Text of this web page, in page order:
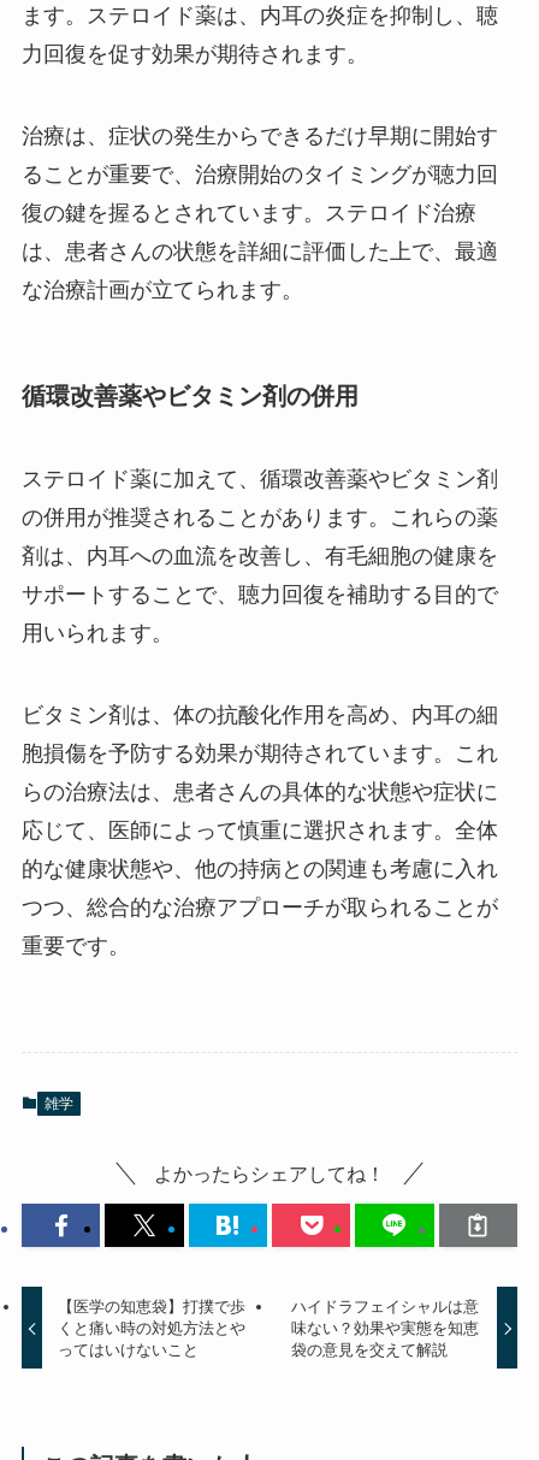
ます。ステロイド薬は、内耳の炎症を抑制し、聴
力回復を促す効果が期待されます。
治療は、症状の発生からできるだけ早期に開始す
ることが重要で、治療開始のタイミングが聴力回
復の鍵を握るとされています。ステロイド治療
は、患者さんの状態を詳細に評価した上で、最適
な治療計画が立てられます。
循環改善薬やビタミン剤の併用
ステロイド薬に加えて、循環改善薬やビタミン剤
の併用が推奨されることがあります。これらの薬
剤は、内耳への血流を改善し、有毛細胞の健康を
サポートすることで、聴力回復を補助する目的で
用いられます。
ビタミン剤は、体の抗酸化作用を高め、内耳の細
胞損傷を予防する効果が期待されています。これ
らの治療法は、患者さんの具体的な状態や症状に
応じて、医師によって慎重に選択されます。全体
的な健康状態や、他の持病との関連も考慮に入れ
つつ、総合的な治療アプローチが取られることが
重要です。
雑学
よかったらシェアしてね！
【医学の知恵袋】打撲で歩
くと痛い時の対処方法とや
ってはいけないこと
ハイドラフェイシャルは意
味ない？効果や実態を知恵
袋の意見を交えて解説